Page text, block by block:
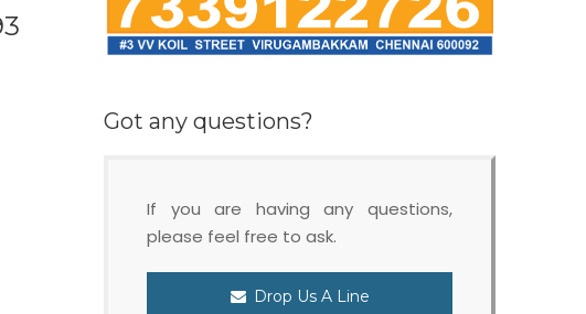
Got any questions?
If you are having any questions,
please feel free to ask.
Drop Us A Line